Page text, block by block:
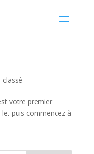
classé
votre premier
puis commencez à